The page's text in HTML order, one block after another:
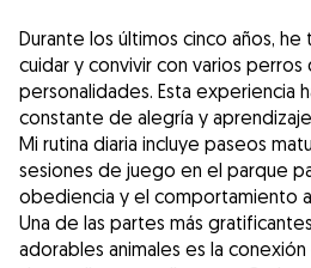
Durante los últimos cinco años,
cuidar y convivir con varios
personalidades. Esta experiencia
constante de alegría y
Mi rutina diaria incluye paseos
sesiones de juego en el parque
obediencia y el comportamiento
Una de las partes más
adorables animales es la